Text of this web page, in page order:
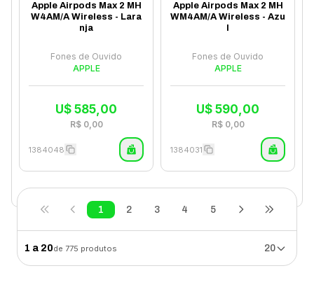
Apple Airpods Max 2 MH
W4AM/A Wireless - Lara
nja
Fones de Ouvido
APPLE
U$ 585,00
R$ 0,00
1384048
Apple Airpods Max 2 MH
WM4AM/A Wireless - Azu
Fones de Ouvido
APPLE
U$ 590,00
R$ 0,00
1384031
1 2 3 4 5
1 a 20de775 produtos 20